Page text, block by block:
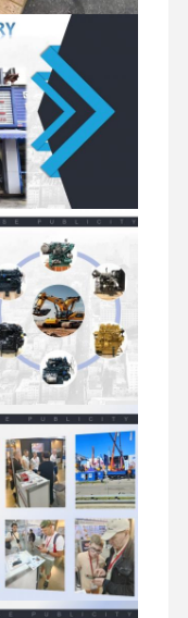
قطع غيار حفارة